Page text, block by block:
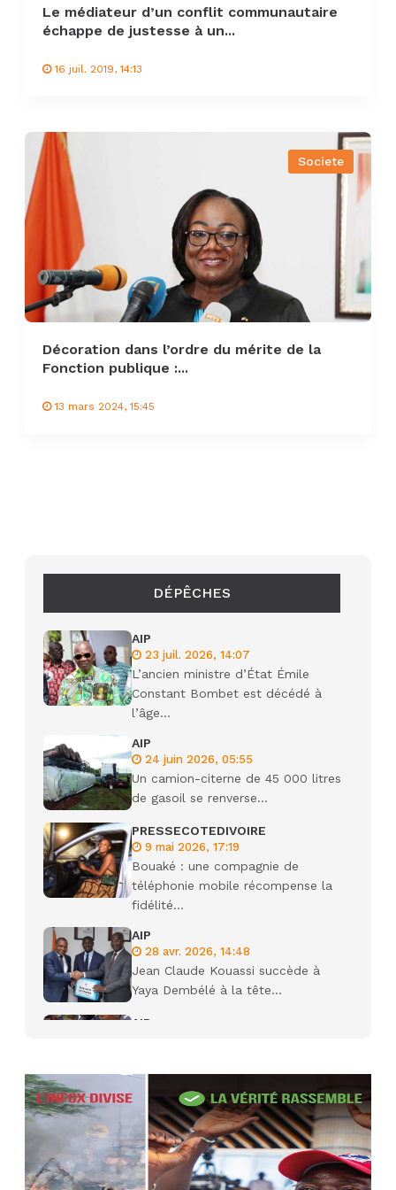
Le médiateur d’un conflit communautaire
échappe de justesse à un...
16 juil. 2019, 14:13
Societe
Décoration dans l’ordre du mérite de la
Fonction publique :...
13 mars 2024, 15:45
DÉPÊCHES
AIP
23 juil. 2026, 14:07
L’ancien ministre d’État Émile
Constant Bombet est décédé à
l’âge...
AIP
24 juin 2026, 05:55
Un camion-citerne de 45 000 litres
de gasoil se renverse...
PRESSECOTEDIVOIRE
9 mai 2026, 17:19
Bouaké : une compagnie de
téléphonie mobile récompense la
fidélité...
AIP
28 avr. 2026, 14:48
Jean Claude Kouassi succède à
Yaya Dembélé à la tête...
AIP
Camara tué lors d’attaques...
22 avr. 2026, 16:41
Des bureaux ravagés dans un
incendie survenu à la mairie...